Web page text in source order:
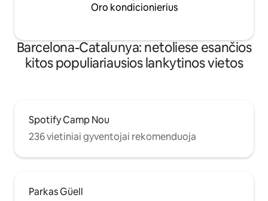
Oro kondicionierius
Barcelona-Catalunya: netoliese esančios
kitos populiariausios lankytinos vietos
Spotify Camp Nou
236 vietiniai gyventojai rekomenduoja
Parkas Güell